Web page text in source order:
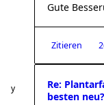
Gute
Zitieren
Re:
besten neu?